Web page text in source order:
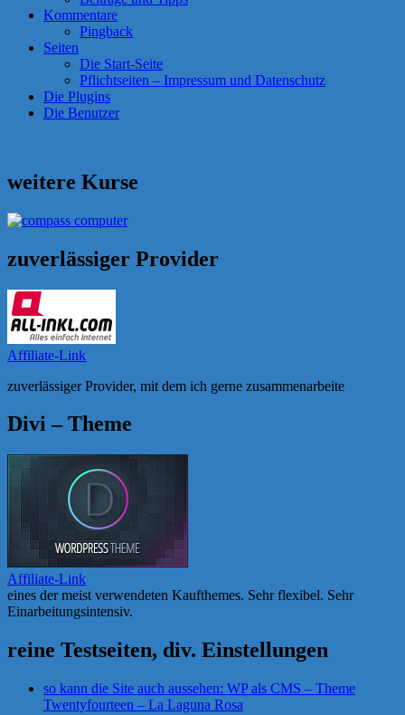
Kommentare
Pingback
Seiten
Die Start-Seite
Pflichtseiten – Impressum und Datenschutz
Die Plugins
Die Benutzer
weitere Kurse
zuverlässiger Provider
Affiliate-Link
zuverlässiger Provider, mit dem ich gerne zusammenarbeite
Divi – Theme
Affiliate-Link
eines der meist verwendeten Kaufthemes. Sehr flexibel. Sehr
Einarbeitungsintensiv.
reine Testseiten, div. Einstellungen
so kann die Site auch aussehen: WP als CMS – Theme
Twentyfourteen – La Laguna Rosa